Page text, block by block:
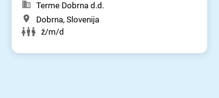
Terme Dobrna d.d.
Dobrna, Slovenija
ž/m/d